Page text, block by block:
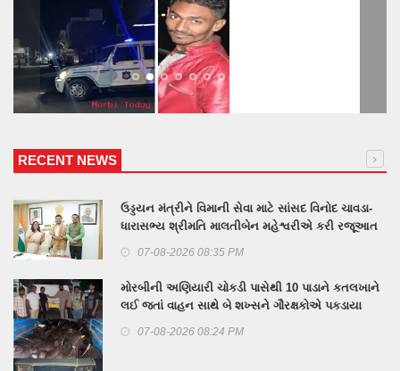
RECENT NEWS
ઉડ્ડયન મંત્રીને વિમાની સેવા માટે સાંસદ વિનોદ ચાવડા-
ધારાસભ્ય શ્રીમતિ માલતીબેન મહેશ્વરીએ કરી રજૂઆત
07-08-2026 08:35 PM
મોરબીની અણિયારી ચોકડી પાસેથી 10 પાડાને કતલખાને
લઈ જતાં વાહન સાથે બે શખ્સને ગૌરક્ષકોએ પકડાયા
07-08-2026 08:24 PM